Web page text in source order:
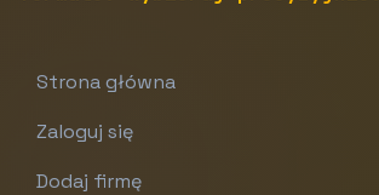
Strona główna
Zaloguj się
Dodaj firmę